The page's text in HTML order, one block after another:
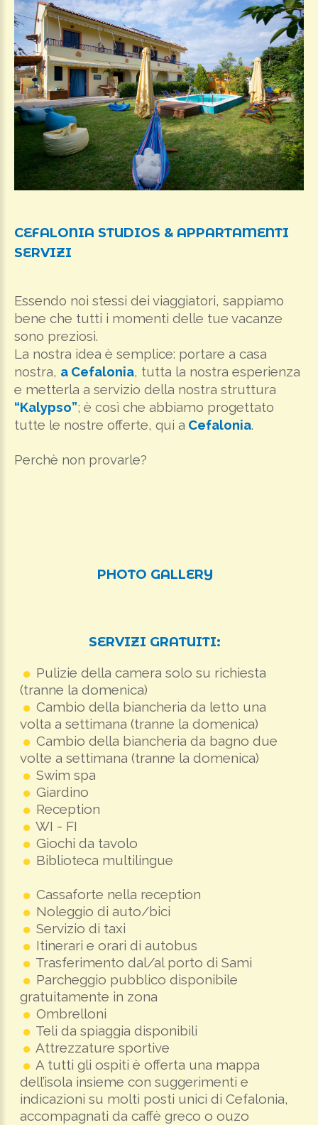
CEFALONIA STUDIOS & APPARTAMENTI
SERVIZI
Essendo noi stessi dei viaggiatori, sappiamo
bene che tutti i momenti delle tue vacanze
sono preziosi.
La nostra idea è semplice: portare a casa
nostra, a Cefalonia, tutta la nostra esperienza
e metterla a servizio della nostra struttura
“Kalypso”; è così che abbiamo progettato
tutte le nostre offerte, qui a Cefalonia.
Perchè non provarle?
PHOTO GALLERY
SERVIZI GRATUITI:
Pulizie della camera solo su richiesta
(tranne la domenica)
Cambio della biancheria da letto una
volta a settimana (tranne la domenica)
Cambio della biancheria da bagno due
volte a settimana (tranne la domenica)
Swim spa
Giardino
Reception
WI - FI
Giochi da tavolo
Biblioteca multilingue
Cassaforte nella reception
Noleggio di auto/bici
Servizio di taxi
Itinerari e orari di autobus
Trasferimento dal/al porto di Sami
Parcheggio pubblico disponibile
gratuitamente in zona
Ombrelloni
Teli da spiaggia disponibili
Attrezzature sportive
A tutti gli ospiti è offerta una mappa
dell’isola insieme con suggerimenti e
indicazioni su molti posti unici di Cefalonia,
accompagnati da caffè greco o ouzo